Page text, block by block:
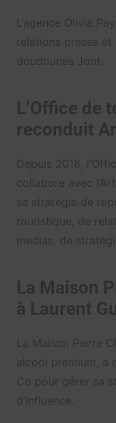
L’agence Olivia
relations presse
doudounes Joot.
L’Office de
reconduit
Depuis 2018,
collabore avec
sa stratégie de
touristique, de
medias, de
La Maison
à Laurent
La Maison Pierre
alcool premium, a
Co pour gérer sa
d’influence.